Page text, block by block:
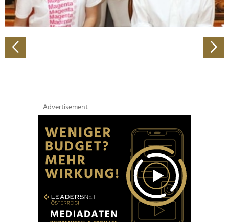
soziale Medien, Werbung und Analysen weiter. Unsere
Partner führen diese Informationen möglicherweise mit
haben oder die sie im Rahmen Ihrer Nutzung der Dienste
gesammelt haben.
Advertisement